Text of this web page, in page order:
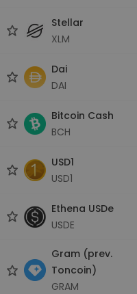
Stellar
XLM
Dai
DAI
Bitcoin Cash
BCH
USD1
USD1
Ethena USDe
USDE
Gram (prev.
Toncoin)
GRAM